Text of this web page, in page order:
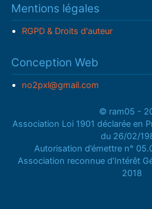
Mentions légales
RGPD & Droits d'auteur
Conception Web
no2pxl@gmail.com
© ram05 -
Association Loi 1901 déclarée en
du 26/02/
Autorisation d’émettre n°
Association reconnue d’Intérêt
2018